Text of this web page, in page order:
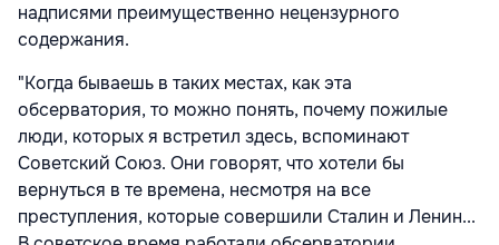
надписями преимущественно нецензурного
содержания.
"Когда бываешь в таких местах, как эта
обсерватория, то можно понять, почему пожилые
люди, которых я встретил здесь, вспоминают
Советский Союз. Они говорят, что хотели бы
вернуться в те времена, несмотря на все
преступления, которые совершили Сталин и Ленин...